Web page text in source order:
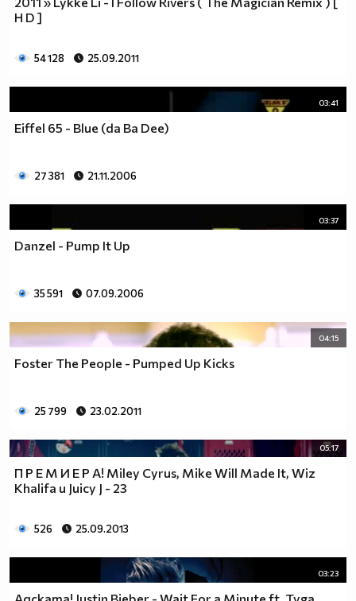
H D ]
54 128 25.09.2011
03:41
Eiffel 65 - Blue (da Ba Dee)
27 381 21.11.2006
03:37
Danzel - Pump It Up
35 591 07.09.2006
04:15
Foster The People - Pumped Up Kicks
25 799 23.02.2011
05:17
П Р Е М И Е Р А! Miley Cyrus, Mike Will Made It, Wiz
Khalifa и Juicy J - 23
526 25.09.2013
03:23